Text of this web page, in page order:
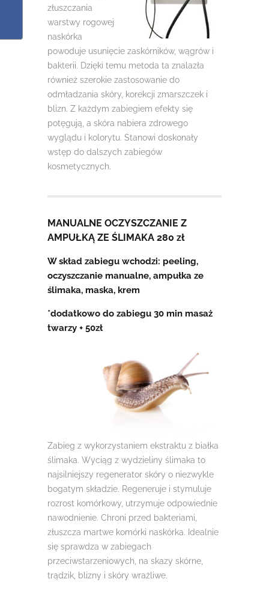
złuszczania
warstwy rogowej
naskórka
powoduje usunięcie zaskórników, wągrów i
bakterii. Dzięki temu metoda ta znalazła
również szerokie zastosowanie do
odmładzania skóry, korekcji zmarszczek i
blizn. Z każdym zabiegiem efekty się
potęgują, a skóra nabiera zdrowego
wyglądu i kolorytu. Stanowi doskonały
wstęp do dalszych zabiegów
kosmetycznych.
MANUALNE OCZYSZCZANIE Z
AMPUŁKĄ ZE ŚLIMAKA 280 zł
W skład zabiegu wchodzi: peeling,
oczyszczanie manualne, ampułka ze
ślimaka, maska, krem
*dodatkowo do zabiegu 30 min masaż
twarzy + 50zł
Zabieg z wykorzystaniem ekstraktu z białka
ślimaka. Wyciąg z wydzieliny ślimaka to
najsilniejszy regenerator skóry o niezwykle
bogatym składzie. Regeneruje i stymuluje
rozrost komórkowy, utrzymuje odpowiednie
nawodnienie. Chroni przed bakteriami,
złuszcza martwe komórki naskórka. Idealnie
się sprawdza w zabiegach
przeciwstarzeniowych, na skazy skórne,
trądzik, blizny i skóry wrażliwe.